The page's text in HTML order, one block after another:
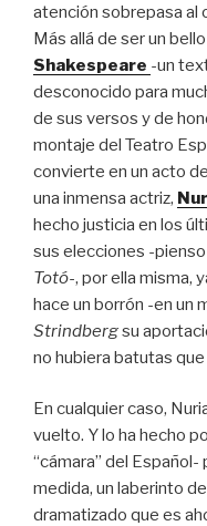
atención sobrepasa al
Más allá de ser un
Shakespeare -un
desconocido para
de sus versos y de
montaje del Teatro
convierte en un acto
una inmensa actriz,
hecho justicia en los
sus elecciones -
Totó-, por ella misma,
hace un borrón -en un
Strindbergsu
no hubiera batutas que
En cualquier caso,
vuelto. Y lo ha hecho
“cámara” del Español-
medida, un laberinto
dramatizado que es